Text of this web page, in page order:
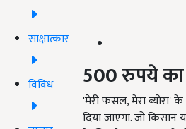
साक्षात्कार
विविध 500रुपयेका
'मेरी फसल, मेरा ब्योरा'
दिया जाएगा. जो